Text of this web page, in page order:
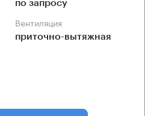
по запросу
Вентиляция
приточно-вытяжная